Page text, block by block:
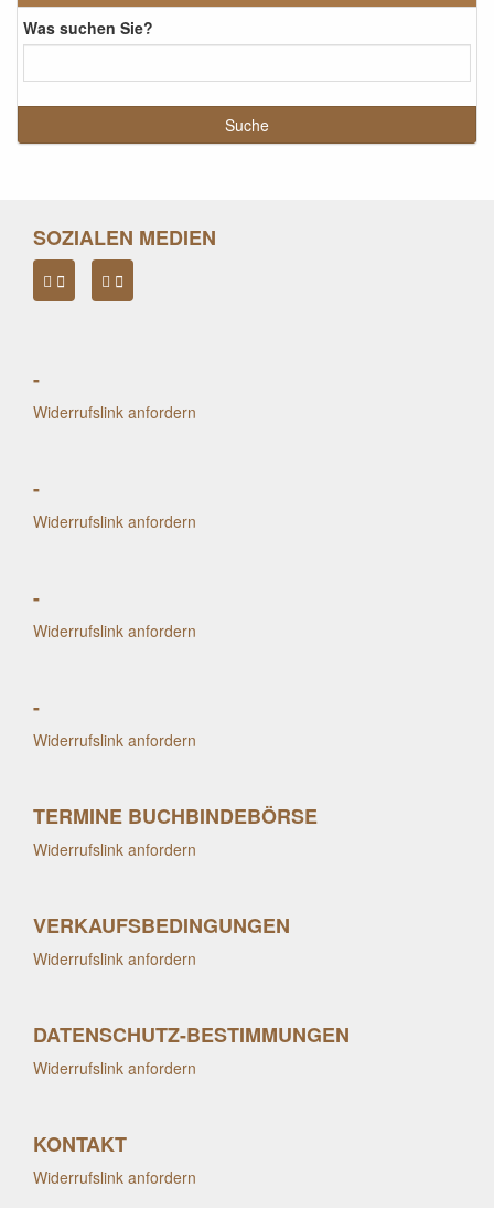
Was suchen Sie?
SOZIALEN MEDIEN
-
Widerrufslink anfordern
-
Widerrufslink anfordern
-
Widerrufslink anfordern
-
Widerrufslink anfordern
TERMINE BUCHBINDEBÖRSE
Widerrufslink anfordern
VERKAUFSBEDINGUNGEN
Widerrufslink anfordern
DATENSCHUTZ-BESTIMMUNGEN
Widerrufslink anfordern
KONTAKT
Widerrufslink anfordern